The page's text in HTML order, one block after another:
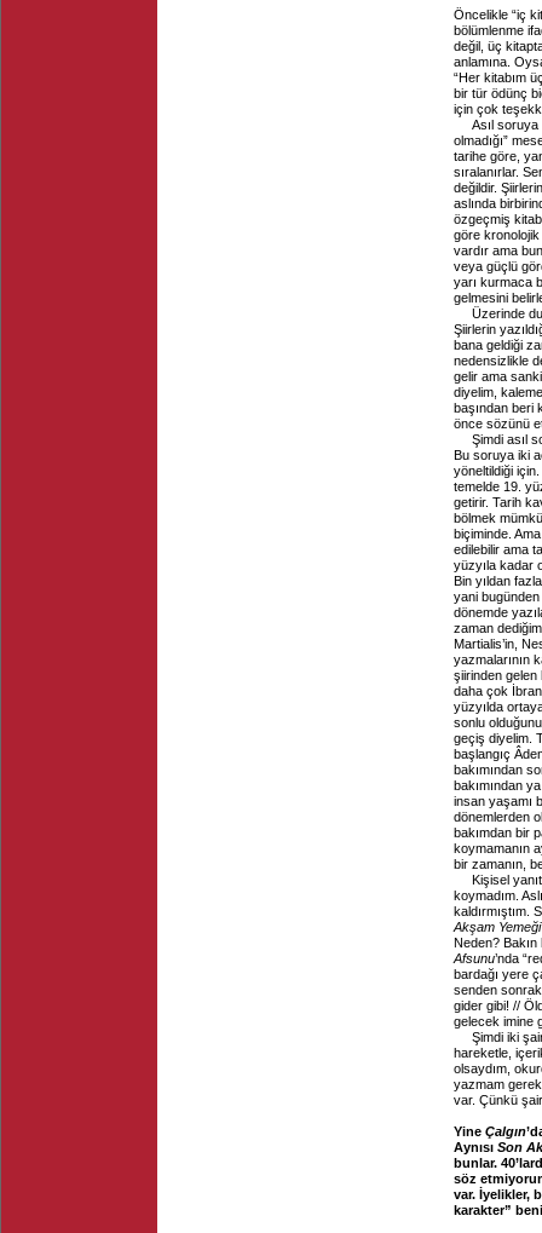
Öncelikle “iç
bölümlenme
değil, üç
anlamına.
“Her kitabım
bir tür ödünç
için çok
Asıl
olmadığı”
tarihe göre,
sıralanırlar.
değildir.
aslında
özgeçmiş
göre kronolojik
vardır ama
veya güçlü
yarı kurmaca
gelmesini
Üzerinde
Şiirlerin
bana geldiği
nedensizlikle
gelir ama
diyelim,
başından beri
önce sözünü
Şimdi asıl
Bu soruya iki
yöneltildiği
temelde 19.
getirir. Tarih
bölmek
biçiminde.
edilebilir ama
yüzyıla kadar
Bin yıldan
yani bugünden
dönemde
zaman
Martialis’in,
yazmalarının
şiirinden gelen
daha çok
yüzyılda
sonlu
geçiş diyelim.
başlangıç
bakımından
bakımından
insan yaşamı
dönemlerden
bakımdan bir
koymamanın
bir zamanın,
Kişisel
koymadım.
kaldırmıştım.
Akşam Yemeği
Neden?
Afsunu’nda
bardağı yere
senden
gider gibi! //
gelecek imine
Şimdi iki
hareketle,
olsaydım,
yazmam
var. Çünkü
Yine Çalgın
Aynısı Son
bunlar.
söz
var. İyelikler,
karakter”